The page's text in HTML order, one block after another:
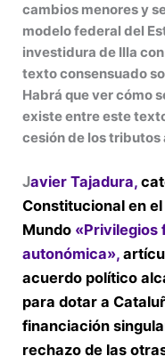
cambios menores y
modelo federal del
investidura de Illa
texto consensuado
Habrá que ver cómo
existe entre este
cesión de los tributos
Javier Tajadura,
Constitucional en
Mundo «Privilegios
autonómica»,
acuerdo político
para dotar a
financiación
rechazo de las